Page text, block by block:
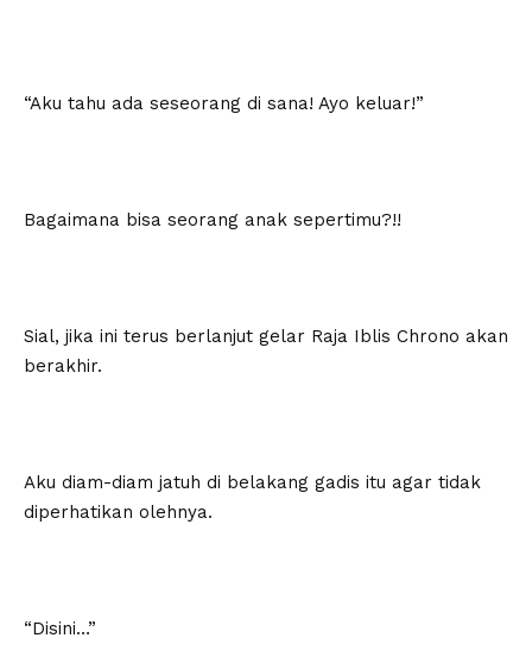
“Aku tahu ada seseorang di sana! Ayo keluar!”
Bagaimana bisa seorang anak sepertimu?!!
Sial, jika ini terus berlanjut gelar Raja Iblis Chrono akan
berakhir.
Aku diam-diam jatuh di belakang gadis itu agar tidak
diperhatikan olehnya.
“Disini…”